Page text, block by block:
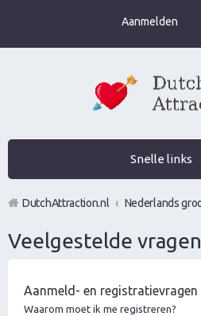
Aanmelden
Snelle links
DutchAttraction.nl
Veelgestelde vragen
Aanmeld- en registratievragen
Waarom moet ik me registreren?